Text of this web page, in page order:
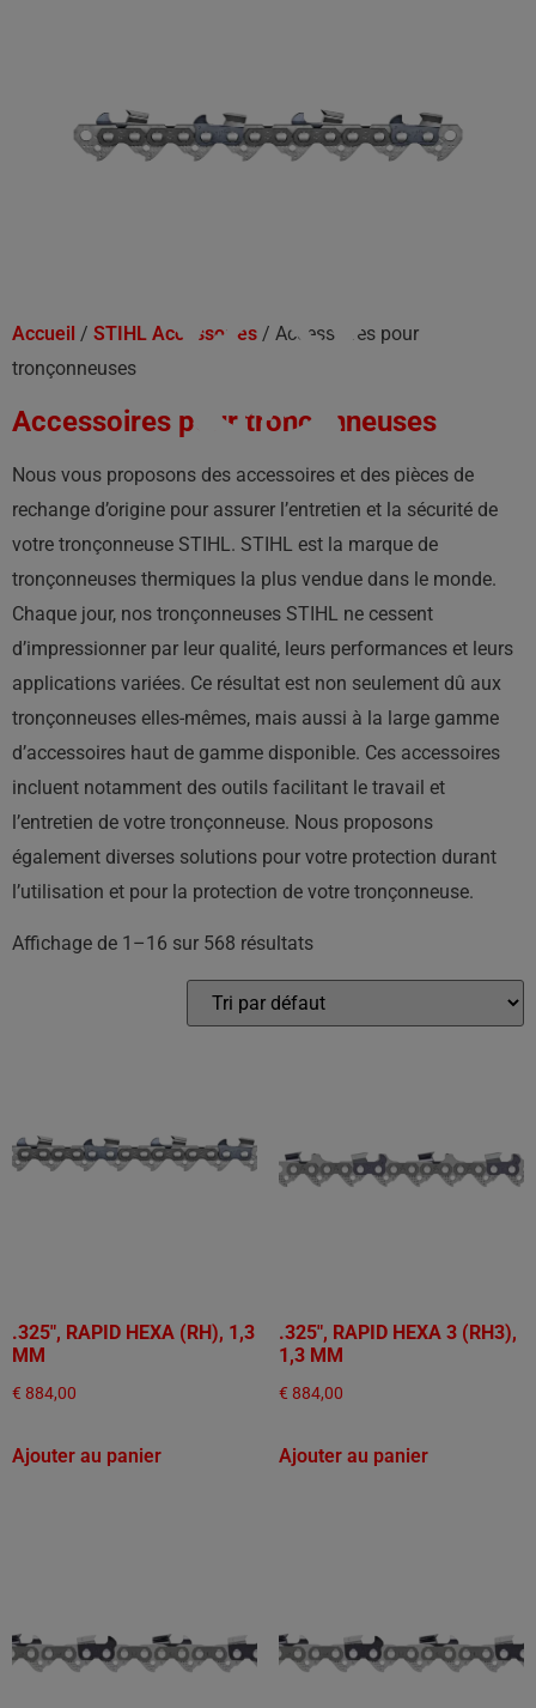
Accueil / STIHL Accessoires / Accessoires pour
tronçonneuses
Accessoires pour tronçonneuses
Nous vous proposons des accessoires et des pièces de
rechange d’origine pour assurer l’entretien et la sécurité de
votre tronçonneuse STIHL. STIHL est la marque de
tronçonneuses thermiques la plus vendue dans le monde.
Chaque jour, nos tronçonneuses STIHL ne cessent
d’impressionner par leur qualité, leurs performances et leurs
applications variées. Ce résultat est non seulement dû aux
tronçonneuses elles-mêmes, mais aussi à la large gamme
d’accessoires haut de gamme disponible. Ces accessoires
incluent notamment des outils facilitant le travail et
l’entretien de votre tronçonneuse. Nous proposons
également diverses solutions pour votre protection durant
l’utilisation et pour la protection de votre tronçonneuse.
Affichage de 1–16 sur 568 résultats
.325", RAPID HEXA (RH), 1,3
MM
€ 884,00
Ajouter au panier
.325", RAPID HEXA 3 (RH3),
1,3 MM
€ 884,00
Ajouter au panier